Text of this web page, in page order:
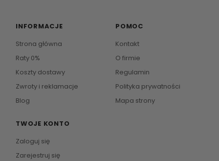
INFORMACJE
Strona główna
Raty 0%
Koszty dostawy
Zwroty i reklamacje
Blog
POMOC
Kontakt
O firmie
Regulamin
Polityka prywatności
Mapa strony
TWOJE KONTO
Zaloguj się
Zarejestruj się